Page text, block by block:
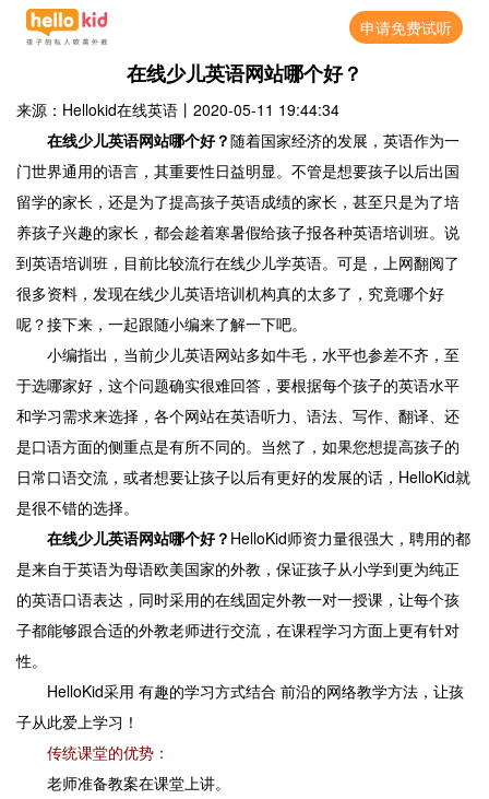
申请免费试听
在线少儿英语网站哪个好？
来源：Hellokid在线英语 丨 2020-05-11 19:44:34
在线少儿英语网站哪个好？随着国家经济的发展，英语作为一
门世界通用的语言，其重要性日益明显。不管是想要孩子以后出国
留学的家长，还是为了提高孩子英语成绩的家长，甚至只是为了培
养孩子兴趣的家长，都会趁着寒暑假给孩子报各种英语培训班。说
到英语培训班，目前比较流行在线少儿学英语。可是，上网翻阅了
很多资料，发现在线少儿英语培训机构真的太多了，究竟哪个好
呢？接下来，一起跟随小编来了解一下吧。
小编指出，当前少儿英语网站多如牛毛，水平也参差不齐，至
于选哪家好，这个问题确实很难回答，要根据每个孩子的英语水平
和学习需求来选择，各个网站在英语听力、语法、写作、翻译、还
是口语方面的侧重点是有所不同的。当然了，如果您想提高孩子的
日常口语交流，或者想要让孩子以后有更好的发展的话，HelloKid就
是很不错的选择。
在线少儿英语网站哪个好？ HelloKid师资力量很强大，聘用的都
是来自于英语为母语欧美国家的外教，保证孩子从小学到更为纯正
的英语口语表达，同时采用的在线固定外教一对一授课，让每个孩
子都能够跟合适的外教老师进行交流，在课程学习方面上更有针对
性。
HelloKid采用 有趣的学习方式结合 前沿的网络教学方法，让孩
子从此爱上学习！
传统课堂的优势：
老师准备教案在课堂上讲。